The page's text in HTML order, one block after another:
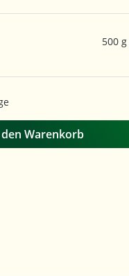
500 g
Warenkorb